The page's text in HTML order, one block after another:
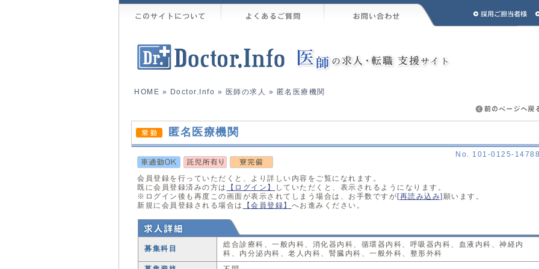
HOME » Doctor.Info » 医師の求人 » 匿名医療機関
匿名医療機関
No. 101-0125-
会員登録を行っていただくと、より詳しい内容をご覧になれます。
既に会員登録済みの方は
【ログイン】
していただくと、表示されるようになります。
※ログイン後も再度この画面が表示されてしまう場合は、お手数ですが [再読み込み] 願います。
新規に会員登録される場合は
【会員登録】 へお進みください。
募集科目
総合診療科、一般内科、消化器内科、循環器内科、呼吸器内科、血液内科、神経内
科、内分泌内科、老人内科、腎臓内科、一般外科、整形外科